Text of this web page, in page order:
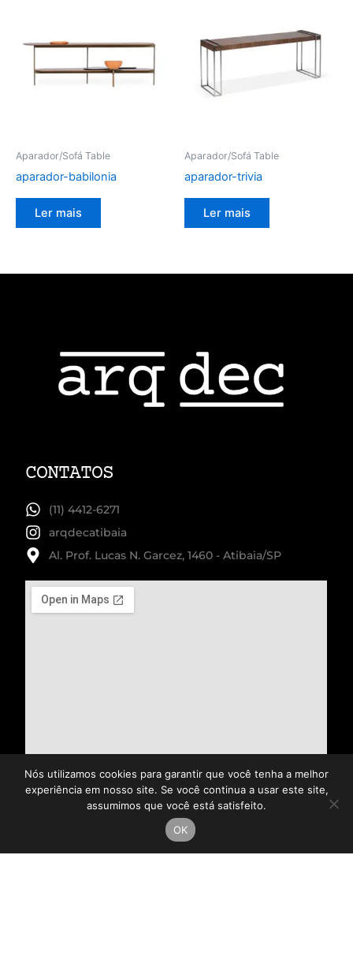
Aparador/Sofá Table
aparador-babilonia
Ler mais
Aparador/Sofá Table
aparador-trivia
Ler mais
CONTATOS
(11) 4412-6271
arqdecatibaia
Al. Prof. Lucas N. Garcez, 1460 - Atibaia/SP
Nós utilizamos cookies para garantir que você tenha a melhor
experiência em nosso site. Se você continua a usar este site,
assumimos que você está satisfeito.
OK